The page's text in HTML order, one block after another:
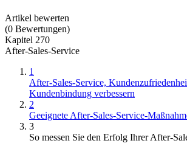
Artikel bewerten
(0 Bewertungen)
Kapitel 270
After-Sales-Service
1
After-Sales-Service,
Kundenbindung verbessern
2
Geeignete After-Sales-Service-
3
So messen Sie den Erfolg Ihrer After-